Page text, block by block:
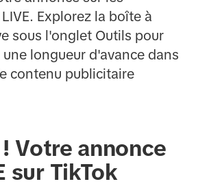
Explorez la boîte à
sous l'onglet Outils pour
longueur d'avance dans
contenu publicitaire
Votre annonce
sur TikTok